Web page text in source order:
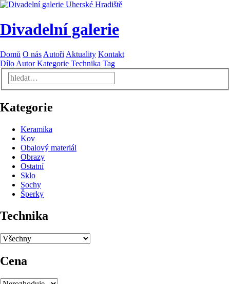
Divadelní galerie
Domů O nás Autoři Aktuality Kontakt
Dílo Autor Kategorie Technika Tag
Kategorie
Keramika
Kov
Obalový materiál
Obrazy
Ostatní
Sklo
Sochy
Šperky
Technika
Cena